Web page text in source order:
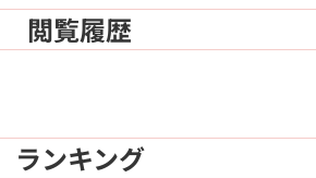
閲覧履歴
ランキング